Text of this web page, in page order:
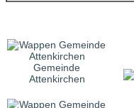
Gemeinde
Attenkirchen